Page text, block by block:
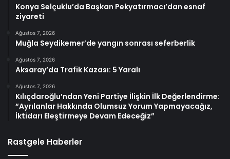
Konya Selçuklu’da Başkan Pekyatırmacı’dan esnaf
ziyareti
Ağustos 7, 2026
Muğla Seydikemer’de yangın sonrası seferberlik
Ağustos 7, 2026
Aksaray’da Trafik Kazası: 5 Yaralı
Ağustos 7, 2026
Kılıçdaroğlu’ndan Yeni Partiye İlişkin İlk Değerlendirme:
“Ayrılanlar Hakkında Olumsuz Yorum Yapmayacağız,
İktidarı Eleştirmeye Devam Edeceğiz”
Rastgele Haberler